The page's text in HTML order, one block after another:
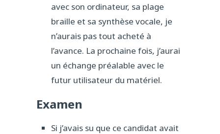
avec son ordinateur, sa plage
braille et sa synthèse vocale, je
n’aurais pas tout acheté à
l’avance. La prochaine fois, j’aurai
un échange préalable avec le
futur utilisateur du matériel.
Examen
Si j’avais su que ce candidat avait